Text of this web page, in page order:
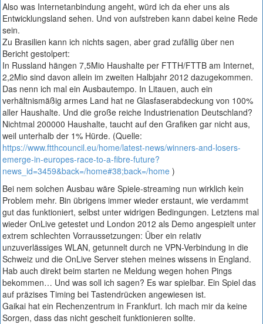
Also was Internetanbindung angeht, würd ich da eher uns als
Entwicklungsland sehen. Und von aufstreben kann dabei keine Rede
sein.
Zu Brasilien kann ich nichts sagen, aber grad zufällig über nen
Bericht gestolpert:
In Russland hängen 7,5Mio Haushalte per FTTH/FTTB am Internet,
2,2Mio sind davon allein im zweiten Halbjahr 2012 dazugekommen.
Das nenn ich mal ein Ausbautempo. In Litauen, auch ein
verhältnismäßig armes Land hat ne Glasfaserabdeckung von 100%
aller Haushalte. Und die große reiche Industrienation Deutschland?
Nichtmal 200000 Haushalte, taucht auf den Grafiken gar nicht aus,
weil unterhalb der 1% Hürde. (Quelle:
https://www.ftthcouncil.eu/home/latest-news/winners-and-losers-
emerge-in-europes-race-to-a-fibre-future?
news_id=3459&back=/home#38;back=/home )
Bei nem solchen Ausbau wäre Spiele-streaming nun wirklich kein
Problem mehr. Bin übrigens immer wieder erstaunt, wie verdammt
gut das funktioniert, selbst unter widrigen Bedingungen. Letztens mal
wieder OnLive getestet und London 2012 als Demo angespielt unter
extrem schlechten Vorraussetzungen: Über ein relativ
unzuverlässiges WLAN, getunnelt durch ne VPN-Verbindung in die
Schweiz und die OnLive Server stehen meines wissens in England.
Hab auch direkt beim starten ne Meldung wegen hohen Pings
bekommen… Und was soll ich sagen? Es war spielbar. Ein Spiel das
auf präzises Timing bei Tastendrücken angewiesen ist.
Gaikai hat ein Rechenzentrum in Frankfurt. Ich mach mir da keine
Sorgen, dass das nicht gescheit funktionieren sollte.